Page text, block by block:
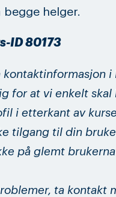
begge helger.
ID 80173
kontaktinformasjon
for at vi enkelt skal
i etterkant av
tilgang til din
på glemt
ta kontakt